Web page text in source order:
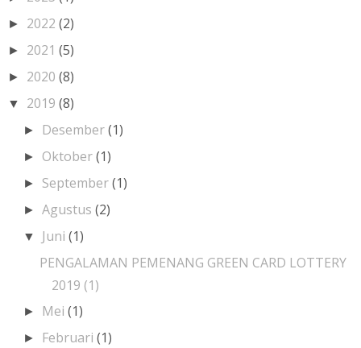
► 2022 (2)
► 2021 (5)
► 2020 (8)
▼ 2019 (8)
► Desember(1)
► Oktober(1)
► September(1)
►Agustus(2)
▼ Juni(1)
PENGALAMAN PEMENANG GREEN CARD LOTTERY
2019 (1)
► Mei(1)
► Februari(1)